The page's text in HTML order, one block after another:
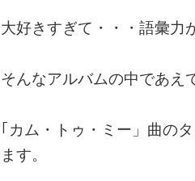
大好きすぎて・・・語彙力
そんなアルバムの中であえ
｢カム・トゥ・ミー」曲の
ます。